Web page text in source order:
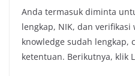
Anda termasuk diminta
lengkap, NIK, dan verifikasi
knowledge sudah lengkap,
ketentuan. Berikutnya, klik